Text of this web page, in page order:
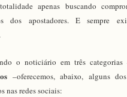
apenas buscando
dos apostadores. E sempre
o noticiário em três categorias
–oferecemos, abaixo, alguns
nas redes sociais: